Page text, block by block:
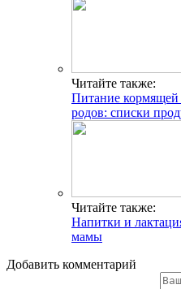
Читайте также:
Питание кормящей
родов: списки
Читайте также:
Напитки и
мамы
Добавить комментарий